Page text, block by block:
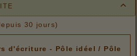

30 jours)
d'écriture - Pôle idéel / Pôle